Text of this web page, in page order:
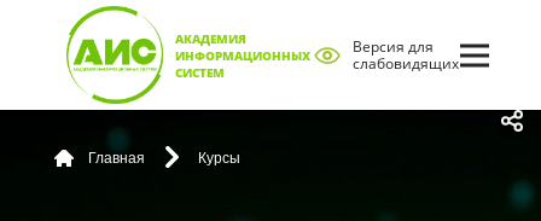
АКАДЕМИЯ
ИНФОРМАЦИОННЫХ
СИСТЕМ
Версия для
слабовидящих
Главная Курсы